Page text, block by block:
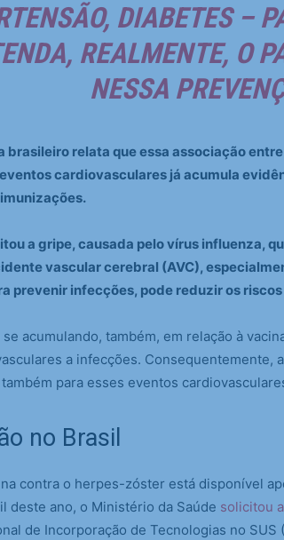
DIABETES –
REALMENTE, O
NESSA
brasileiro relata que essa associação
cardiovasculares já acumula
a gripe, causada pelo vírus influenza,
vascular cerebral (AVC),
prevenir infecções, pode reduzir os
se acumulando, também, em relação à
a infecções. Consequentemente,
para esses eventos
no Brasil
contra o herpes-zóster está disponível
deste ano, o Ministério da Saúde solicitou
de Incorporação de Tecnologias no SUS